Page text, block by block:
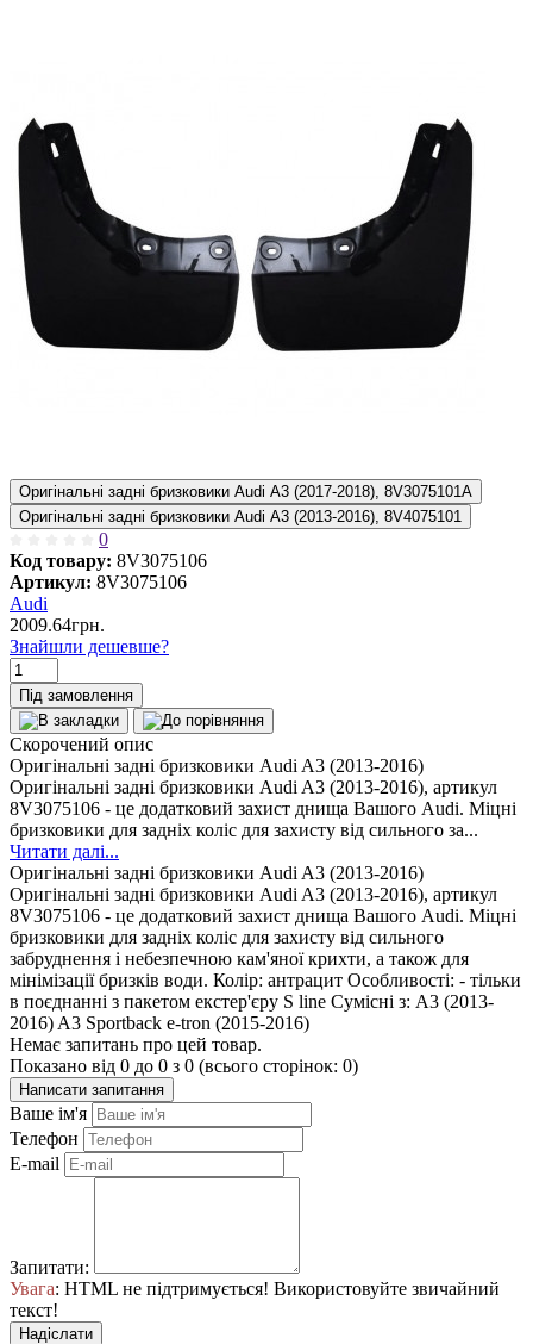
Оригінальні задні бризковики Audi A3 (2017-2018), 8V3075101A
Оригінальні задні бризковики Audi A3 (2013-2016), 8V4075101
0
Код товару: 8V3075106
Артикул: 8V3075106
Audi
2009.64грн.
Знайшли дешевше?
Під замовлення
Скорочений опис
Оригінальні задні бризковики Audi A3 (2013-2016)
Оригінальні задні бризковики Audi A3 (2013-2016), артикул
8V3075106 - це додатковий захист днища Вашого Audi. Міцні
бризковики для задніх коліс для захисту від сильного за...
Читати далі...
Оригінальні задні бризковики Audi A3 (2013-2016)
Оригінальні задні бризковики Audi A3 (2013-2016), артикул
8V3075106 - це додатковий захист днища Вашого Audi. Міцні
бризковики для задніх коліс для захисту від сильного
забруднення і небезпечною кам'яної крихти, а також для
мінімізації бризків води. Колір: антрацит Особливості: - тільки
в поєднанні з пакетом екстер'єру S line Сумісні з: A3 (2013-
2016) A3 Sportback e-tron (2015-2016)
Немає запитань про цей товар.
Показано від 0 до 0 з 0 (всього сторінок: 0)
Написати запитання
Ваше ім'я
Телефон
E-mail
Запитати:
Увага: HTML не підтримується! Використовуйте звичайний
текст!
Надіслати